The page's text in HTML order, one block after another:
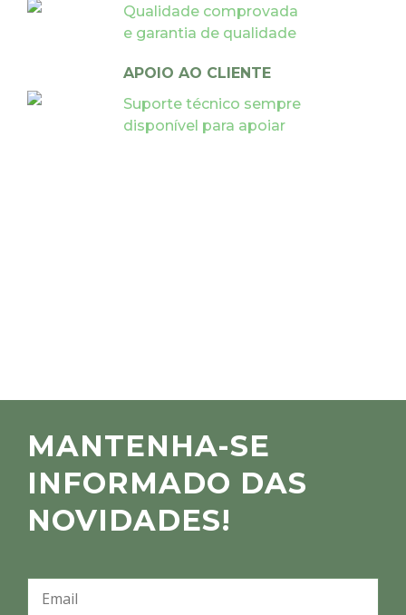
Qualidade comprovada
e garantia de qualidade
APOIO AO CLIENTE
Suporte técnico sempre
disponível para apoiar
MANTENHA-SE
INFORMADO DAS
NOVIDADES!